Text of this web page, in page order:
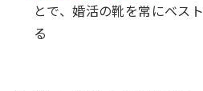
とで、婚活の靴を常にベス
る